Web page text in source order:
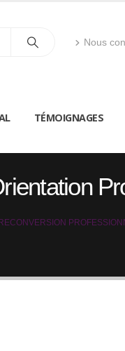
Nous
TÉMOIGNAGES